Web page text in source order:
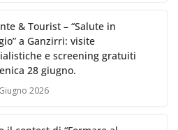
& Tourist – “Salute in
a Ganzirri: visite
e screening gratuiti
28 giugno.
2026